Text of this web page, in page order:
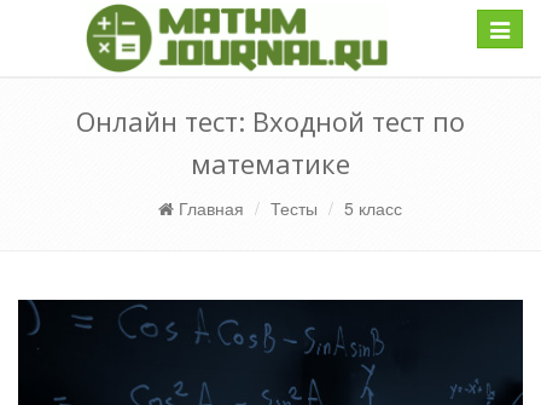
Онлайн тест: Входной тест по
математике
Главная Тесты 5 класс